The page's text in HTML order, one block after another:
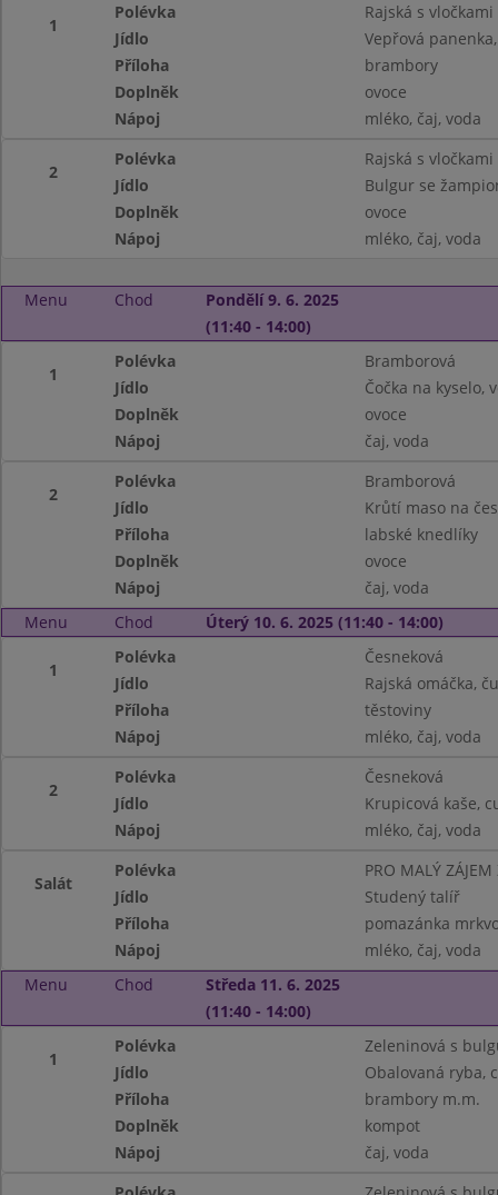
1
Polévka
Rajská s vločkami
Jídlo
Vepřová
Příloha
brambory
Doplněk
ovoce
Nápoj
mléko, čaj, voda
2
Polévka
Rajská s vločkami
Jídlo
Bulgur se
Doplněk
ovoce
Nápoj
mléko, čaj, voda
Menu Chod
Pondělí 9. 6. 2025
(11:40 - 14:00)
1
Polévka
Bramborová
Jídlo
Čočka na kyselo,
Doplněk
ovoce
Nápoj
čaj, voda
2
Polévka
Bramborová
Jídlo
Krůtí maso na
Příloha
labské knedlíky
Doplněk
ovoce
Nápoj
čaj, voda
Menu
Chod Úterý 10. 6. 2025 (11:40 - 14:00)
1
Polévka
Česneková
Jídlo
Rajská omáčka,
Příloha
těstoviny
Nápoj
mléko, čaj, voda
2
Polévka
Česneková
Jídlo
Krupicová kaše,
Nápoj
mléko, čaj, voda
Salát
Polévka
PRO MALÝ
Jídlo
Studený talíř
Příloha
pomazánka
Nápoj
mléko, čaj, voda
Menu
Chod
Středa 11. 6. 2025
(11:40 - 14:00)
1
Polévka
Zeleninová s
Jídlo
Obalovaná ryba,
Příloha
brambory m.m.
Doplněk
kompot
Nápoj
čaj, voda